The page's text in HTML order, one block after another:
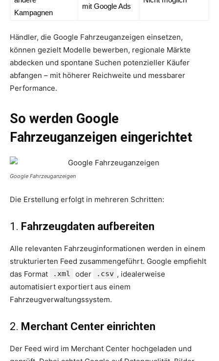
Kampagnen
mit Google Ads
Händler, die Google Fahrzeuganzeigen einsetzen,
können gezielt Modelle bewerben, regionale Märkte
abdecken und spontane Suchen potenzieller Käufer
abfangen – mit höherer Reichweite und messbarer
Performance.
So werden Google
Fahrzeuganzeigen eingerichtet
Google Fahrzeuganzeigen
Die Erstellung erfolgt in mehreren Schritten:
1. Fahrzeugdaten aufbereiten
Alle relevanten Fahrzeuginformationen werden in einem
strukturierten Feed zusammengeführt. Google empfiehlt
das Format
.xml oder .csv , idealerweise
automatisiert exportiert aus einem
Fahrzeugverwaltungssystem.
2. Merchant Center einrichten
Der Feed wird im Merchant Center hochgeladen und